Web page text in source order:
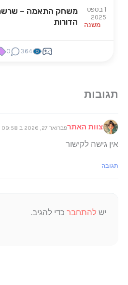
1 בספט
2025
משנה
משחק התאמה –
הדורות
364
0
צוות האתרפברואר 27, 2026 ב 09:58
אין גישה לקישור
תגובה
יש להתחבר כדי להגיב.